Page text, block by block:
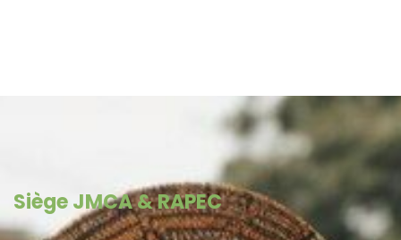
Siège JMCA & RAPEC